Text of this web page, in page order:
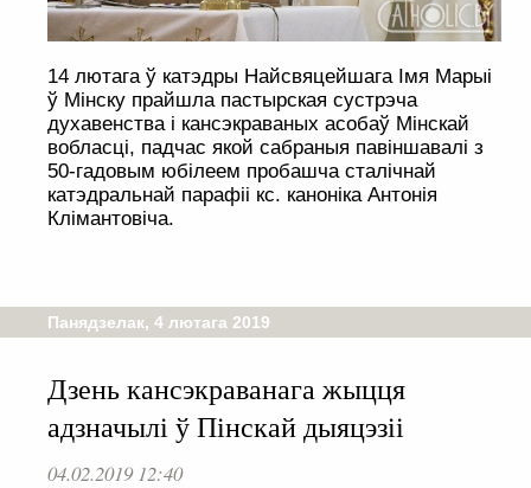
14 лютага ў катэдры Найсвяцейшага Імя Марыі
ў Мінску прайшла пастырская сустрэча
духавенства і кансэкраваных асобаў Мінскай
вобласці, падчас якой сабраныя павіншавалі з
50-гадовым юбілеем пробашча сталічнай
катэдральнай парафіі кс. каноніка Антонія
Клімантовіча.
Панядзелак, 4 лютага 2019
Дзень кансэкраванага жыцця
адзначылі ў Пінскай дыяцэзіі
04.02.2019 12:40